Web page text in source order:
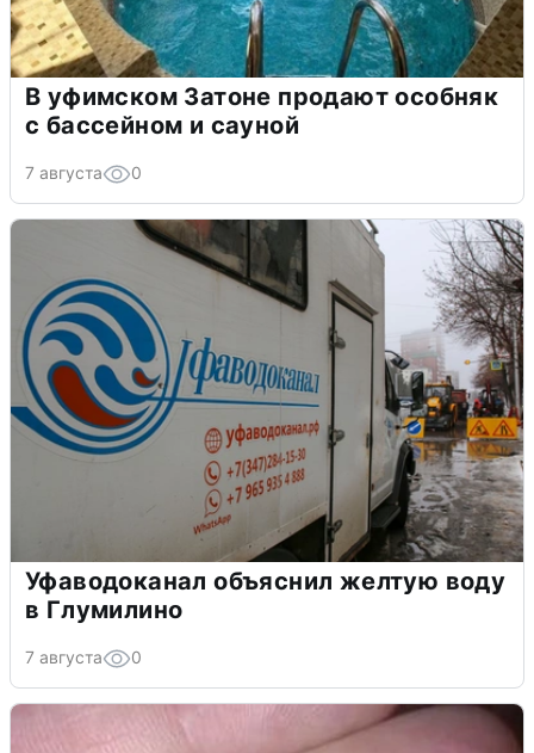
В уфимском Затоне продают особняк
с бассейном и сауной
7 августа 0
Уфаводоканал объяснил желтую воду
в Глумилино
7 августа 0